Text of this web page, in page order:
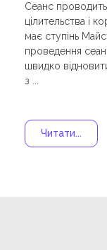
Сеанс
цілительства і
має ступінь
проведення
швидко
з ...
Читати...